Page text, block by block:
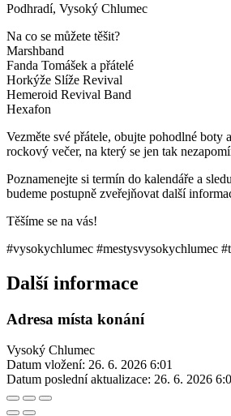
Podhradí, Vysoký Chlumec
Na co se můžete těšit?
Marshband
Fanda Tomášek a přátelé
Horkýže Slíže Revival
Hemeroid Revival Band
Hexafon
Vezměte své přátele, obujte pohodlné boty
rockový večer, na který se jen tak
Poznamenejte si termín do kalendáře a
budeme postupně zveřejňovat další
Těšíme se na vás!
#vysokychlumec #mestysvysokychlumec
Další informace
Adresa místa konání
Vysoký Chlumec
Datum vložení: 26. 6. 2026 6:01
Datum poslední aktualizace: 26. 6. 2026